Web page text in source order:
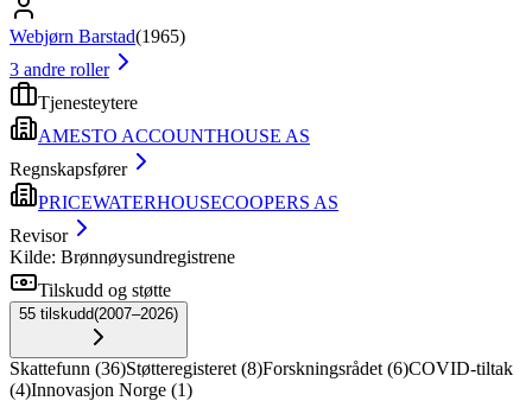
Webjørn Barstad(1965)
3 andre roller
Tjenesteytere
AMESTO ACCOUNTHOUSE AS
Regnskapsfører
PRICEWATERHOUSECOOPERS AS
Revisor
Kilde: Brønnøysundregistrene
Tilskudd og støtte
55 tilskudd(2007–2026)
Skattefunn (36)Støtteregisteret (8)Forskningsrådet (6)COVID-tiltak
(4)Innovasjon Norge (1)